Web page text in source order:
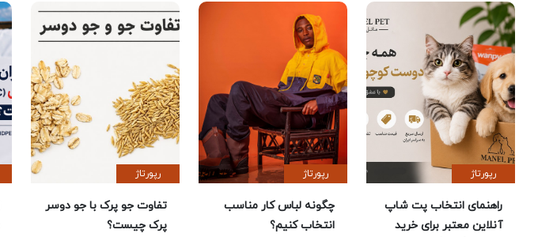
رپورتاژ
راهنمای انتخاب پت شاپ
آنلاین معتبر برای خرید
رپورتاژ
چگونه لباس کار مناسب
انتخاب کنیم؟
رپورتاژ
تفاوت جو پرک با جو دوسر
پرک چیست؟